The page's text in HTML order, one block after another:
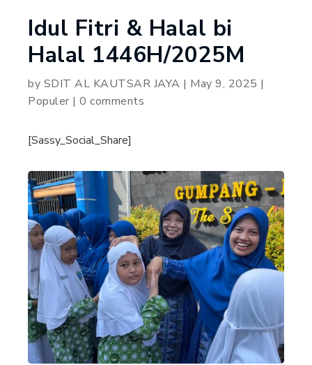
Idul Fitri & Halal bi
Halal 1446H/2025M
by SDIT AL KAUTSAR JAYA | May 9, 2025 |
Populer | 0 comments
[Sassy_Social_Share]